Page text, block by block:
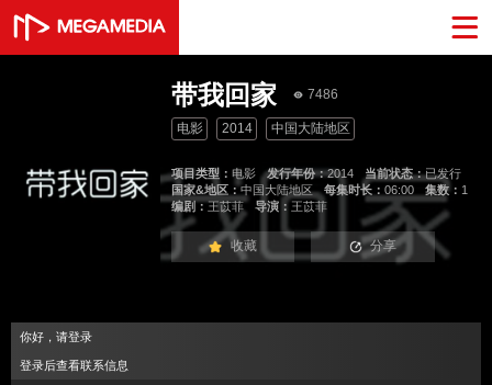
带我回家 7486
电影 2014 中国大陆地区
项目类型： 电影 发行年份：2014 当前状态：已发行
国家&地区：中国大陆地区 每集时长： 06:00 集数： 1
编剧：王苡菲 导演： 王苡菲
收藏 分享
你好，请登录
登录后查看联系信息